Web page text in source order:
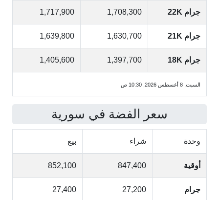
جرام 22K 1,708,300
1,717,900
جرام 21K 1,630,700
1,639,800
جرام 18K 1,397,700
1,405,600
السبت, 8 أغسطس 2026, 10:30 ص
سعر الفضة في سورية
وحدة شراء بيع
أوقية 847,400
852,100
جرام 27,200
27,400